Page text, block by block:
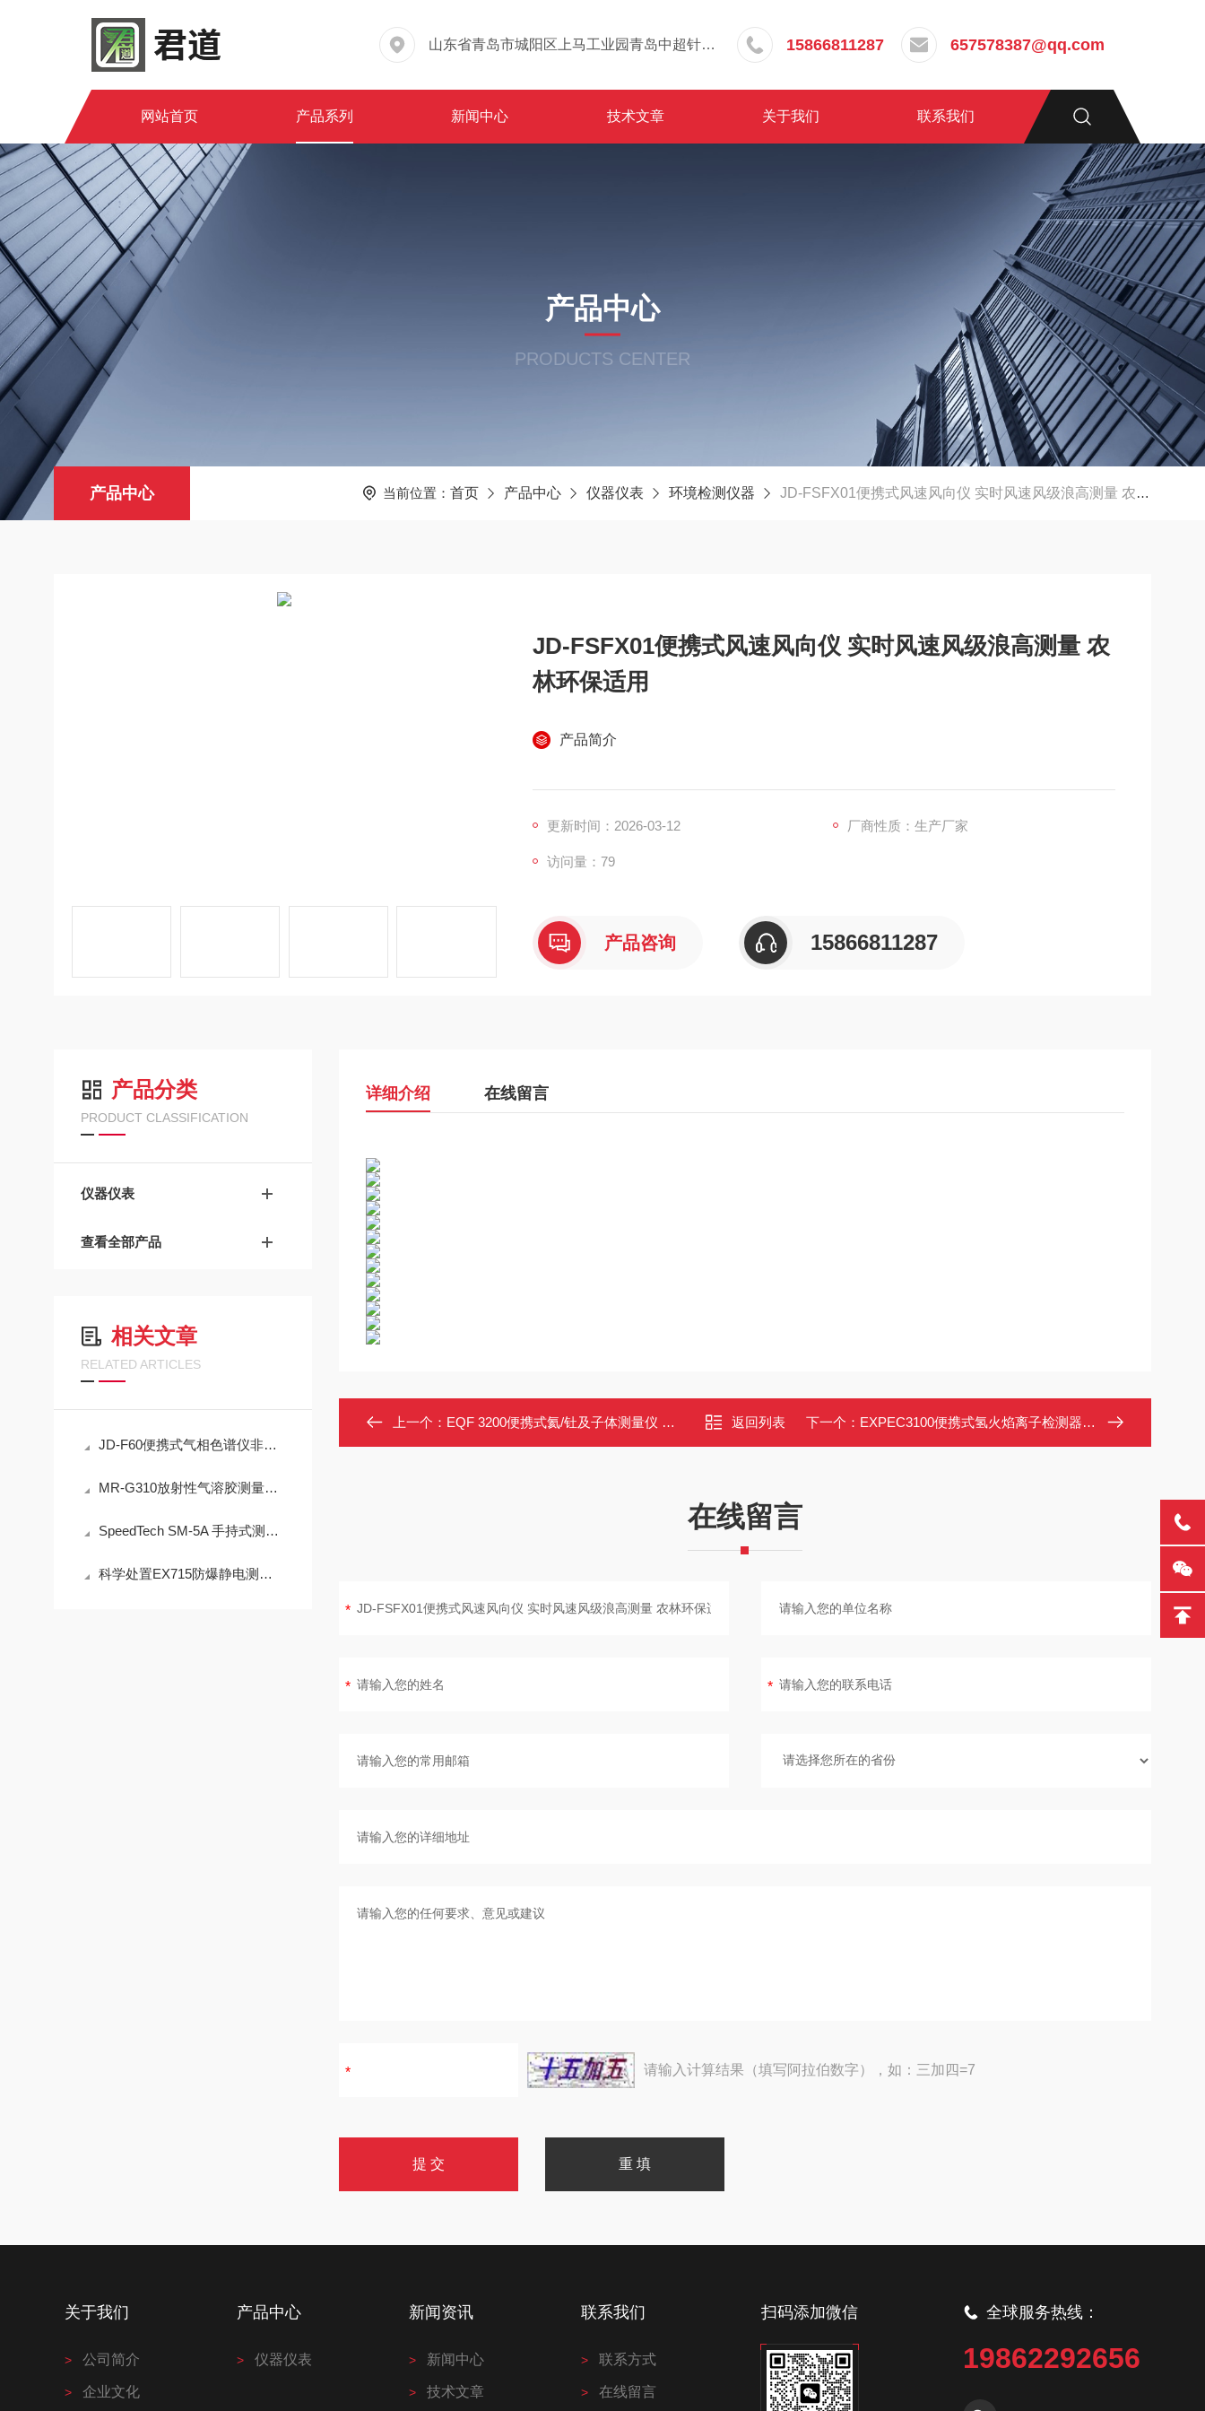
山东省青岛市城阳区上马工业园青岛中超针织有限公司院内东办公楼三层 15866811287 657578387@qq.com
网站首页 产品系列 新闻中心 技术文章 关于我们 联系我们
产品中心
PRODUCTS CENTER
产品中心 当前位置： 首页 产品中心 仪器仪表 环境检测仪器 JD-FSFX01便携式风速风向仪 实时风速风级浪高测量 农林环保适用
JD-FSFX01便携式风速风向仪 实时风速风级浪高测量 农
林环保适用
产品简介
更新时间：2026-03-12 厂商性质：生产厂家
访问量：79
产品咨询 15866811287
产品分类
PRODUCT CLASSIFICATION
仪器仪表
查看全部产品
相关文章
RELATED ARTICLES
JD-F60便携式气相色谱仪非甲烷总烃现场快速检测技术方案
MR-G310放射性气溶胶测量仪：IP65防护与-40℃~+50℃宽温工作能力
SpeedTech SM-5A 手持式测深仪声学测量原理与性能分析
科学处置EX715防爆静电测试仪故障可有效保障检测工作正常开展
详细介绍 在线留言
上一个： EQF 3200便携式氦/钍及子体测量仪 氡钍浓度平衡因子 Alpha能谱分析 返回列表 下一个： EXPEC3100便携式氢火焰离子检测器 总烃泄露测试仪
在线留言
请输入计算结果（填写阿拉伯数字），如：三加四=7
关于我们
公司简介
企业文化
产品中心
仪器仪表
新闻资讯
新闻中心
技术文章
联系我们
联系方式
在线留言
扫码添加微信 全球服务热线：
19862292656